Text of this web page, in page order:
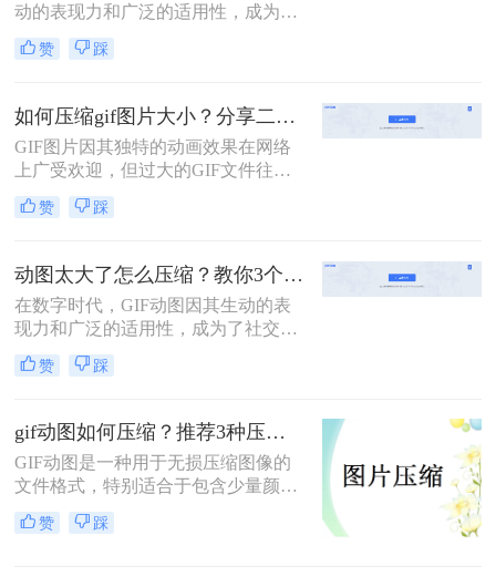
动的表现力和广泛的适用性，成为了
社交媒体、网页设计、即时通讯等多
个领域的宠儿。然而，高质量的GIF
仅影响了加载速度，还可能导致上传
失败。因此，学会gif大小怎么压缩，
同时保持良好的视觉效果，显得尤为
重要。本文将详细介绍两种高效的
GIF压缩方法，帮助您轻松应对这一
挑战。
赞 踩
如何压缩gif图片大小？分享二个实用压缩方法！
GIF图片因其独特的动画效果在网络
上广受欢迎，但过大的GIF文件往往
会影响加载速度和用户体验。那么如
何压缩gif图片大小呢？为了优化GIF
压缩方法。
赞 踩
动图太大了怎么压缩？教你3个压缩方法！
在数字时代，GIF动图因其生动的表
现力和广泛的适用性，成为了社交媒
体、网页设计、即时通讯等多个领域
的宠儿。然而，随着图像质量的提升
也越来越大，这不仅影响了加载速
度，还可能导致上传失败。因此，学
会动图太大了怎么压缩，同时保持良
好的视觉效果，显得尤为重要。本文
将介绍三种高效的GIF压缩方法，帮
助您轻松应对这一挑战。
赞 踩
gif动图如何压缩？推荐3种压缩方法
GIF动图是一种用于无损压缩图像的
文件格式，特别适合于包含少量颜色
且需要动画效果的图像。然而，过大
的GIF文件会占用更多的存储空间，
赞 踩